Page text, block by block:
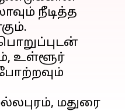
நீடித்த
உள்ளூர்
மதுரை